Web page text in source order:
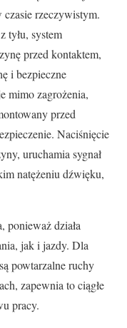
rzeczywistym.
tyłu, system
przed kontaktem,
i bezpieczne
mimo zagrożenia,
przed
Naciśnięcie
uruchamia sygnał
natężeniu dźwięku,
ponieważ działa
jak i jazdy. Dla
powtarzalne ruchy
zapewnia to ciągłe
pracy.